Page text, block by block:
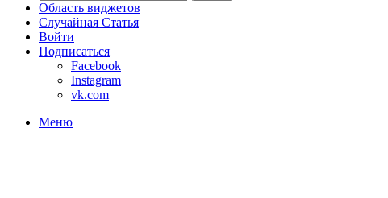
Область виджетов
Случайная Статья
Войти
Подписаться
Facebook
Instagram
vk.com
Меню